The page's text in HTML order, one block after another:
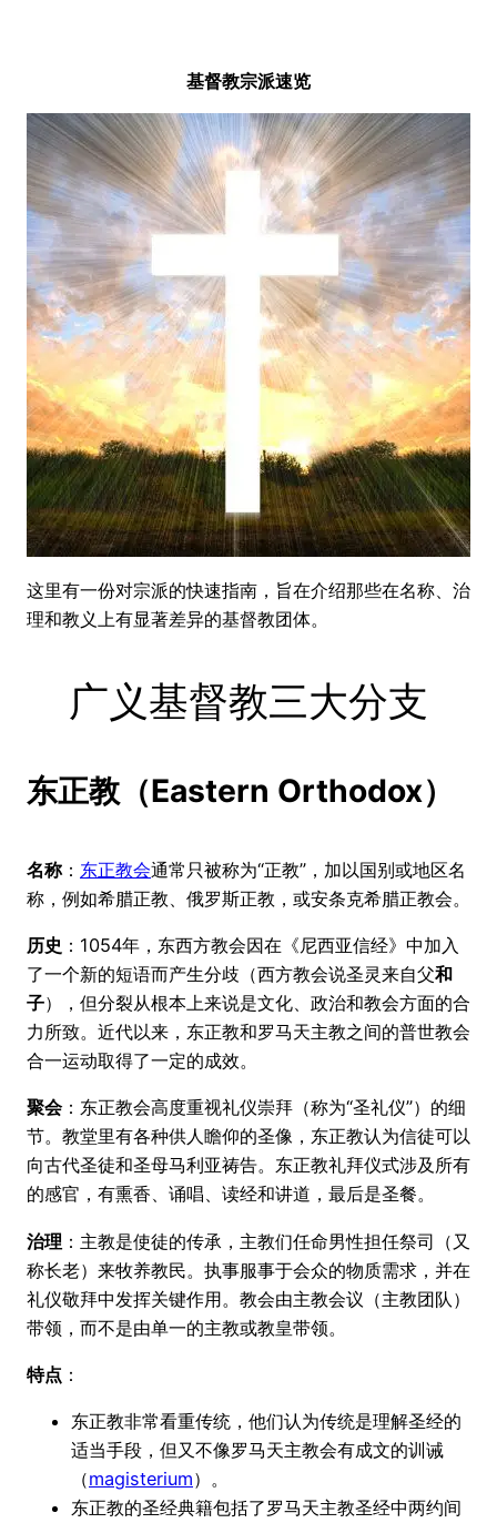
基督教宗派速览
这里有一份对宗派的快速指南，旨在介绍那些在名称、治
理和教义上有显著差异的基督教团体。
广义基督教三大分支
东正教（Eastern Orthodox）
名称： 东正教会通常只被称为“正教”，加以国别或地区名
称，例如希腊正教、俄罗斯正教，或安条克希腊正教会。
历史 ：1054年，东西方教会因在《尼西亚信经》中加入
了一个新的短语而产生分歧（西方教会说圣灵来自父和
子），但分裂从根本上来说是文化、政治和教会方面的合
力所致。近代以来，东正教和罗马天主教之间的普世教会
合一运动取得了一定的成效。
聚会：东正教会高度重视礼仪崇拜（称为“圣礼仪”）的细
节。教堂里有各种供人瞻仰的圣像，东正教认为信徒可以
向古代圣徒和圣母马利亚祷告。东正教礼拜仪式涉及所有
的感官，有熏香、诵唱、读经和讲道，最后是圣餐。
治理 ：主教是使徒的传承，主教们任命男性担任祭司（又
称长老）来牧养教民。执事服事于会众的物质需求，并在
礼仪敬拜中发挥关键作用。教会由主教会议（主教团队）
带领，而不是由单一的主教或教皇带领。
特点 ：
东正教非常看重传统，他们认为传统是理解圣经的
适当手段，但又不像罗马天主教会有成文的训诫
（magisterium）。
东正教的圣经典籍包括了罗马天主教圣经中两约间